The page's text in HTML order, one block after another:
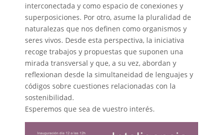
interconectada y como espacio de conexiones y
superposiciones. Por otro, asume la pluralidad de
naturalezas que nos definen como organismos y
seres vivos. Desde esta perspectiva, la iniciativa
recoge trabajos y propuestas que suponen una
mirada transversal y que, a su vez, abordan y
reflexionan desde la simultaneidad de lenguajes y
códigos sobre cuestiones relacionadas con la
sostenibilidad.
Esperemos que sea de vuestro interés.